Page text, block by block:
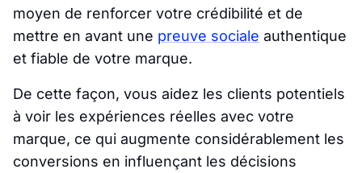
moyen de renforcer votre crédibilité et de
mettre en avant une preuve sociale authentique
et fiable de votre marque.
De cette façon, vous aidez les clients potentiels
à voir les expériences réelles avec votre
marque, ce qui augmente considérablement les
conversions en influençant les décisions